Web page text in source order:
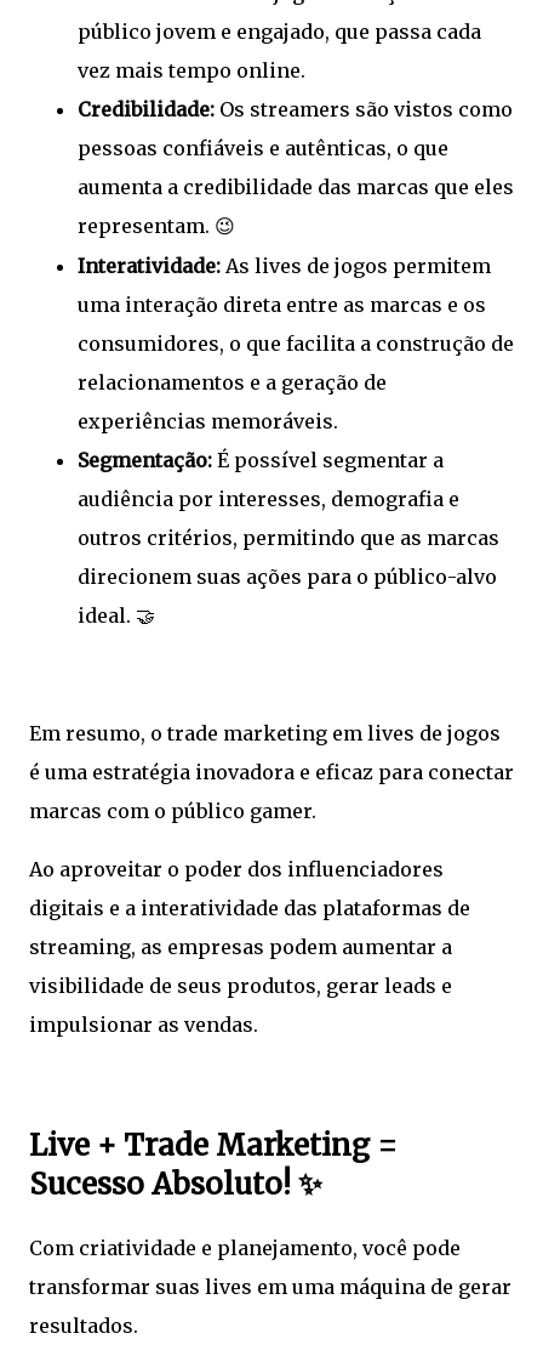
público jovem e engajado, que passa cada
vez mais tempo online.
Credibilidade: Os streamers são vistos como
pessoas confiáveis e autênticas, o que
aumenta a credibilidade das marcas que eles
representam. 😉
Interatividade: As lives de jogos permitem
uma interação direta entre as marcas e os
consumidores, o que facilita a construção de
relacionamentos e a geração de
experiências memoráveis.
Segmentação: É possível segmentar a
audiência por interesses, demografia e
outros critérios, permitindo que as marcas
direcionem suas ações para o público-alvo
ideal. 🤝
Em resumo, o trade marketing em lives de jogos
é uma estratégia inovadora e eficaz para conectar
marcas com o público gamer.
Ao aproveitar o poder dos influenciadores
digitais e a interatividade das plataformas de
streaming, as empresas podem aumentar a
visibilidade de seus produtos, gerar leads e
impulsionar as vendas.
Live + Trade Marketing =
Sucesso Absoluto! ✨
Com criatividade e planejamento, você pode
transformar suas lives em uma máquina de gerar
resultados.